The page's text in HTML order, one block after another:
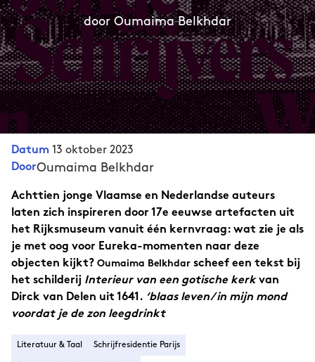
door Oumaima Belkhdar
Datum 13 oktober 2023
DoorOumaima Belkhdar
Achttien jonge Vlaamse en Nederlandse auteurs
laten zich inspireren door 17e eeuwse artefacten uit
het Rijksmuseum vanuit één kernvraag: wat zie je als
je met oog voor Eureka-momenten naar deze
objecten kijkt? Oumaima Belkhdar scheef een tekst bij
het schilderij Interieur van een gotische kerkvan
Dirck van Delen uit 1641. ‘blaas leven/ in mijn mond
voordat je de zon leegdrinkt
Literatuur & Taal Schrijfresidentie Parijs